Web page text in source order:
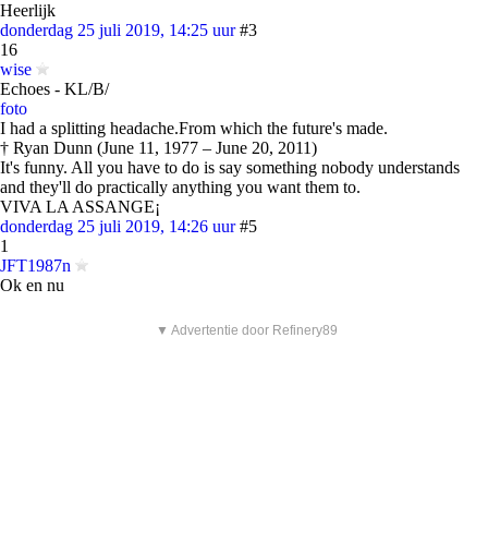
Heerlijk
donderdag 25 juli 2019, 14:25 uur #3
16
wise
Echoes - KL/B/
foto
I had a splitting headache.From which the future's made.
† Ryan Dunn (June 11, 1977 – June 20, 2011)
It's funny. All you have to do is say something nobody understands
and they'll do practically anything you want them to.
VIVA LA ASSANGE¡
donderdag 25 juli 2019, 14:26 uur #5
1
JFT1987n
Ok en nu
▼ Advertentie door Refinery89